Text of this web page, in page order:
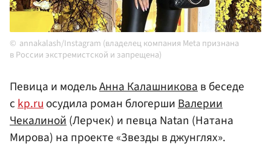
annakalash/Instagram (владелец компания Meta признана
в России экстремистской и запрещена)
Певица и модельАнна Калашниковав беседе
сkp.ruосудила роман блогершиВалерии
Чекалиной(Лерчек) и певца Natan (Натана
Мирова) на проекте «Звезды в джунглях».